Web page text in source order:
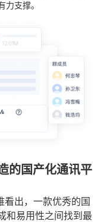
支撑。
的国产化通讯平
看出，一款优秀的国
和易用性之间找到最